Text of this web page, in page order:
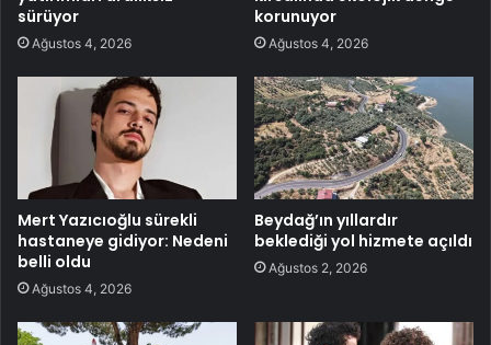
sürüyor
Ağustos 4, 2026
korunuyor
Ağustos 4, 2026
Mert Yazıcıoğlu sürekli
hastaneye gidiyor: Nedeni
belli oldu
Ağustos 4, 2026
Beydağ’ın yıllardır
beklediği yol hizmete açıldı
Ağustos 2, 2026